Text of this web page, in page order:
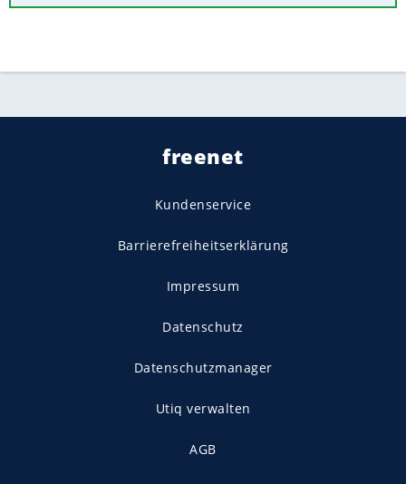
freenet
Kundenservice
Barrierefreiheitserklärung
Impressum
Datenschutz
Datenschutzmanager
Utiq verwalten
AGB